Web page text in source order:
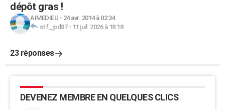
dépôt gras !
AIMEDIEU - 24 avr. 2014 à 02:34
stf_jpd87- 11 juil. 2026 à 18:18
23 réponses
DEVENEZ MEMBRE EN QUELQUES CLICS